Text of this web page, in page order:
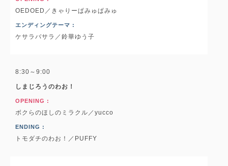
OEDOED／きゃりーぱみゅぱみゅ
エンディングテーマ :
ケサラバサラ／鈴華ゆう子
8:30～9:00
しまじろうのわお！
OPENING :
ボクらのほしのミラクル／yucco
ENDING :
トモダチのわお！／PUFFY